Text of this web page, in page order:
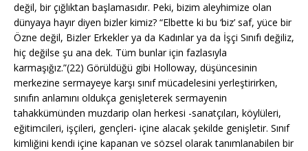
değil, bir çığlıktan başlamasıdır. Peki, bizim aleyhimize olan
dünyaya hayır diyen bizler kimiz? “Elbette ki bu ‘biz’ saf, yüce bir
Özne değil, Bizler Erkekler ya da Kadınlar ya da İşçi Sınıfı değiliz,
hiç değilse şu ana dek. Tüm bunlar için fazlasıyla
karmaşığız.”(22) Görüldüğü gibi Holloway, düşüncesinin
merkezine sermayeye karşı sınıf mücadelesini yerleştirirken,
sınıfın anlamını oldukça genişleterek sermayenin
tahakkümünden muzdarip olan herkesi -sanatçıları, köylüleri,
eğitimcileri, işçileri, gençleri- içine alacak şekilde genişletir. Sınıf
kimliğini kendi içine kapanan ve sözsel olarak tanımlanabilen bir